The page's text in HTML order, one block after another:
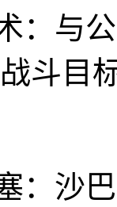
：与
斗目
：沙